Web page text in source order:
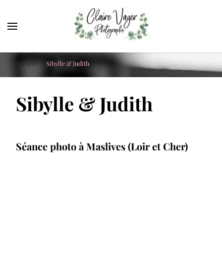
Claire Vayer Photographe
Votre photographe à Blois, Orléans et Tours
Accueil Sibylle & Judith
Sibylle & Judith
Séance photo à Maslives (Loir et Cher)